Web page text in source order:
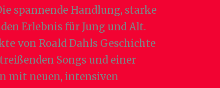
spannende Handlung, starke
Erlebnis für Jung und Alt.
von Roald Dahls Geschichte
Songs und einer
mit neuen, intensiven